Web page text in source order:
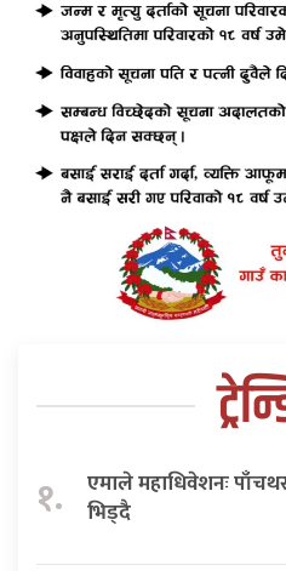
१.
एमाले महाधिवेशनः
भिड्दै